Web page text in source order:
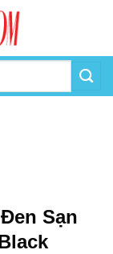
Sạn